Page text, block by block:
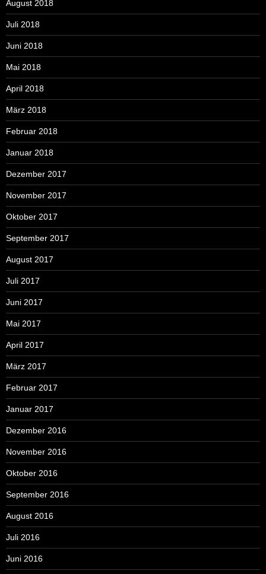
August 2018
Juli 2018
Juni 2018
Mai 2018
April 2018
März 2018
Februar 2018
Januar 2018
Dezember 2017
November 2017
Oktober 2017
September 2017
August 2017
Juli 2017
Juni 2017
Mai 2017
April 2017
März 2017
Februar 2017
Januar 2017
Dezember 2016
November 2016
Oktober 2016
September 2016
August 2016
Juli 2016
Juni 2016